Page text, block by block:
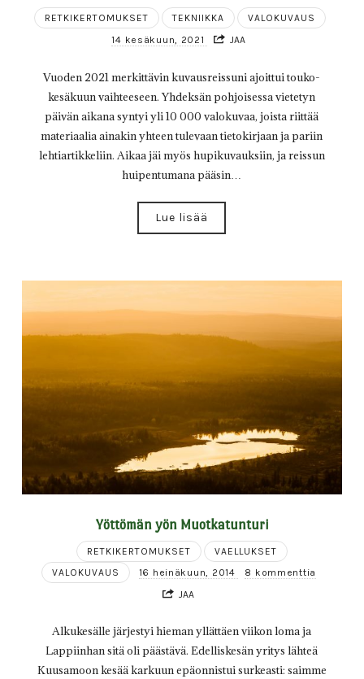
RETKIKERTOMUKSET TEKNIIKKA
VALOKUVAUS
14 kesäkuun, 2021
JAA
Vuoden 2021 merkittävin kuvausreissuni ajoittui touko-
kesäkuun vaihteeseen. Yhdeksän pohjoisessa vietetyn
päivän aikana syntyi yli 10 000 valokuvaa, joista riittää
materiaalia ainakin yhteen tulevaan tietokirjaan ja pariin
lehtiartikkeliin. Aikaa jäi myös hupikuvauksiin, ja reissun
huipentumana pääsin…
Lue lisää
Yöttömän yön Muotkatunturi
RETKIKERTOMUKSET
VAELLUKSET
VALOKUVAUS
16 heinäkuun, 2014
8 kommenttia
JAA
Alkukesälle järjestyi hieman yllättäen viikon loma ja
Lappiinhan sitä oli päästävä. Edelliskesän yritys lähteä
Kuusamoon kesää karkuun epäonnistui surkeasti: saimme